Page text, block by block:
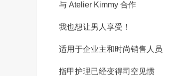
与 Atelier Kimmy 合作
我也想让男人享受！
适用于企业主和时尚销售人员
指甲护理已经变得司空见惯